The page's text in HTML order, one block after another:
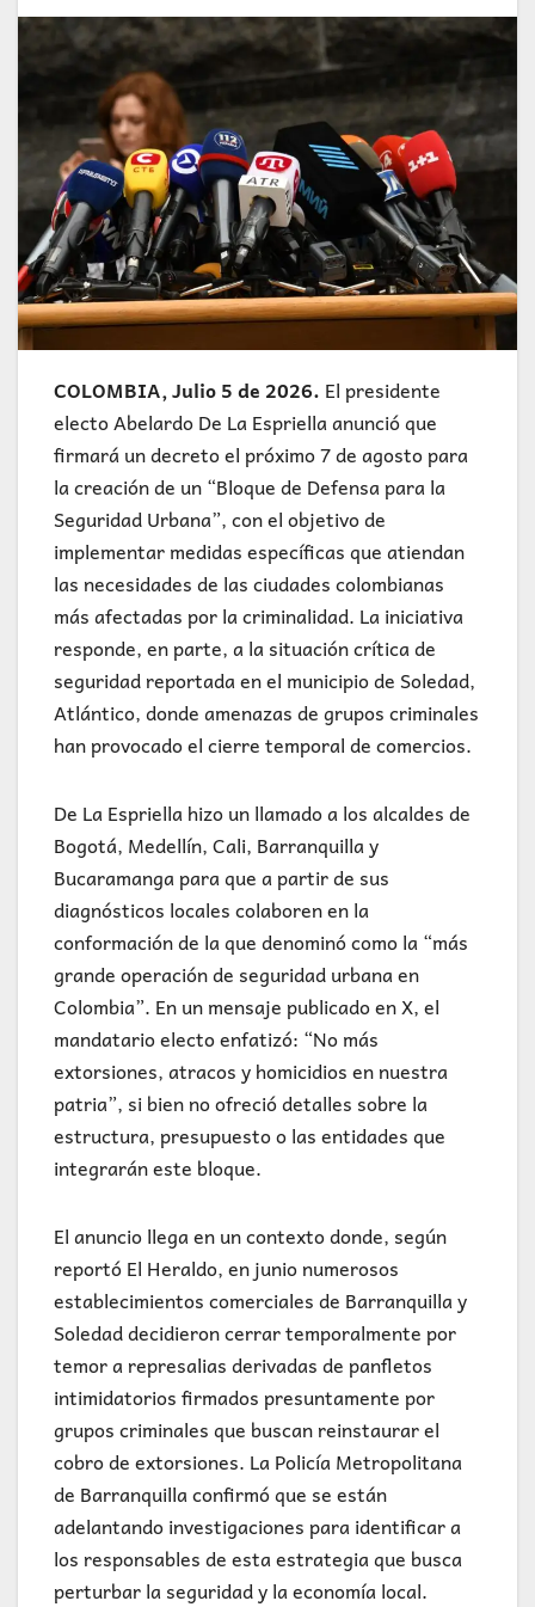
COLOMBIA, Julio 5 de 2026. El presidente
electo Abelardo De La Espriella anunció que
firmará un decreto el próximo 7 de agosto para
la creación de un “Bloque de Defensa para la
Seguridad Urbana”, con el objetivo de
implementar medidas específicas que atiendan
las necesidades de las ciudades colombianas
más afectadas por la criminalidad. La iniciativa
responde, en parte, a la situación crítica de
seguridad reportada en el municipio de Soledad,
Atlántico, donde amenazas de grupos criminales
han provocado el cierre temporal de comercios.
De La Espriella hizo un llamado a los alcaldes de
Bogotá, Medellín, Cali, Barranquilla y
Bucaramanga para que a partir de sus
diagnósticos locales colaboren en la
conformación de la que denominó como la “más
grande operación de seguridad urbana en
Colombia”. En un mensaje publicado en X, el
mandatario electo enfatizó: “No más
extorsiones, atracos y homicidios en nuestra
patria”, si bien no ofreció detalles sobre la
estructura, presupuesto o las entidades que
integrarán este bloque.
El anuncio llega en un contexto donde, según
reportó El Heraldo, en junio numerosos
establecimientos comerciales de Barranquilla y
Soledad decidieron cerrar temporalmente por
temor a represalias derivadas de panfletos
intimidatorios firmados presuntamente por
grupos criminales que buscan reinstaurar el
cobro de extorsiones. La Policía Metropolitana
de Barranquilla confirmó que se están
adelantando investigaciones para identificar a
los responsables de esta estrategia que busca
perturbar la seguridad y la economía local.